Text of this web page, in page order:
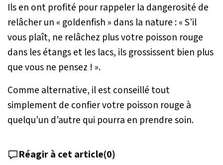
Ils en ont profité pour rappeler la dangerosité de
relâcher un « goldenfish » dans la nature :« S’il
vous plaît, ne relâchez plus votre poisson rouge
dans les étangs et les lacs, ils grossissent bien plus
que vous ne pensez ! ».
Comme alternative, il est conseillé tout
simplement de confier votre poisson rouge à
quelqu’un d’autre qui pourra en prendre soin.
Réagir à cet article(0)